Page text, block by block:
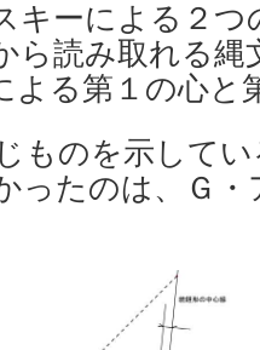
キーによる２つ
読み取れる縄
る第１の心と
ものを示して
ったのは、Ｇ